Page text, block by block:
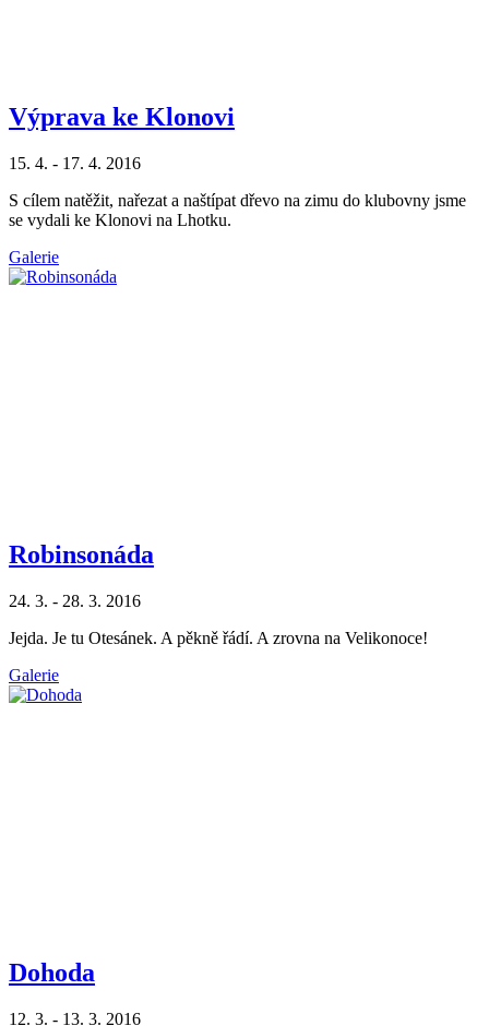
Výprava ke Klonovi
15. 4. - 17. 4. 2016
S cílem natěžit, nařezat a naštípat dřevo na zimu do klubovny jsme
se vydali ke Klonovi na Lhotku.
Galerie
Robinsonáda
24. 3. - 28. 3. 2016
Jejda. Je tu Otesánek. A pěkně řádí. A zrovna na Velikonoce!
Galerie
Dohoda
12. 3. - 13. 3. 2016